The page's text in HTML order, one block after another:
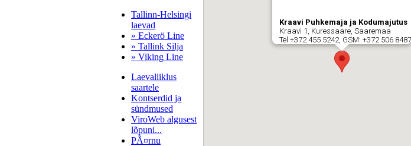
Tallinn-Helsingi
laevad
» Eckerö Line
» Tallink Silja
» Viking Line
Laevaliiklus
saartele
Kontserdid ja
sündmused
ViroWeb algusest
lõpuni...
PÃ¤rnu
Kraavi Puhkemaja ja Kodumajutus
Kraavi 1, Kuressaare, Saaremaa
Tel +372 455 5242, GSM: +372 506 8487